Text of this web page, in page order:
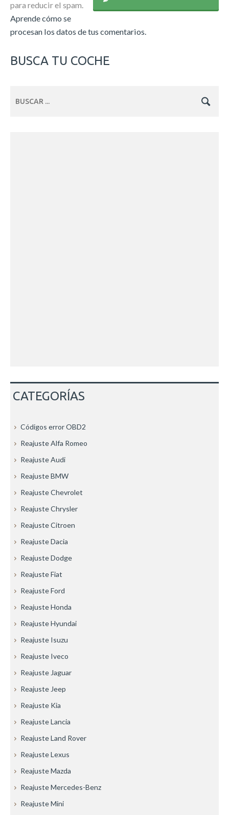
para reducir el spam.
Aprende cómo se
procesan los datos de tus comentarios.
BUSCA TU COCHE
CATEGORÍAS
Códigos error OBD2
Reajuste Alfa Romeo
Reajuste Audi
Reajuste BMW
Reajuste Chevrolet
Reajuste Chrysler
Reajuste Citroen
Reajuste Dacia
Reajuste Dodge
Reajuste Fiat
Reajuste Ford
Reajuste Honda
Reajuste Hyundai
Reajuste Isuzu
Reajuste Iveco
Reajuste Jaguar
Reajuste Jeep
Reajuste Kia
Reajuste Lancia
Reajuste Land Rover
Reajuste Lexus
Reajuste Mazda
Reajuste Mercedes-Benz
Reajuste Mini